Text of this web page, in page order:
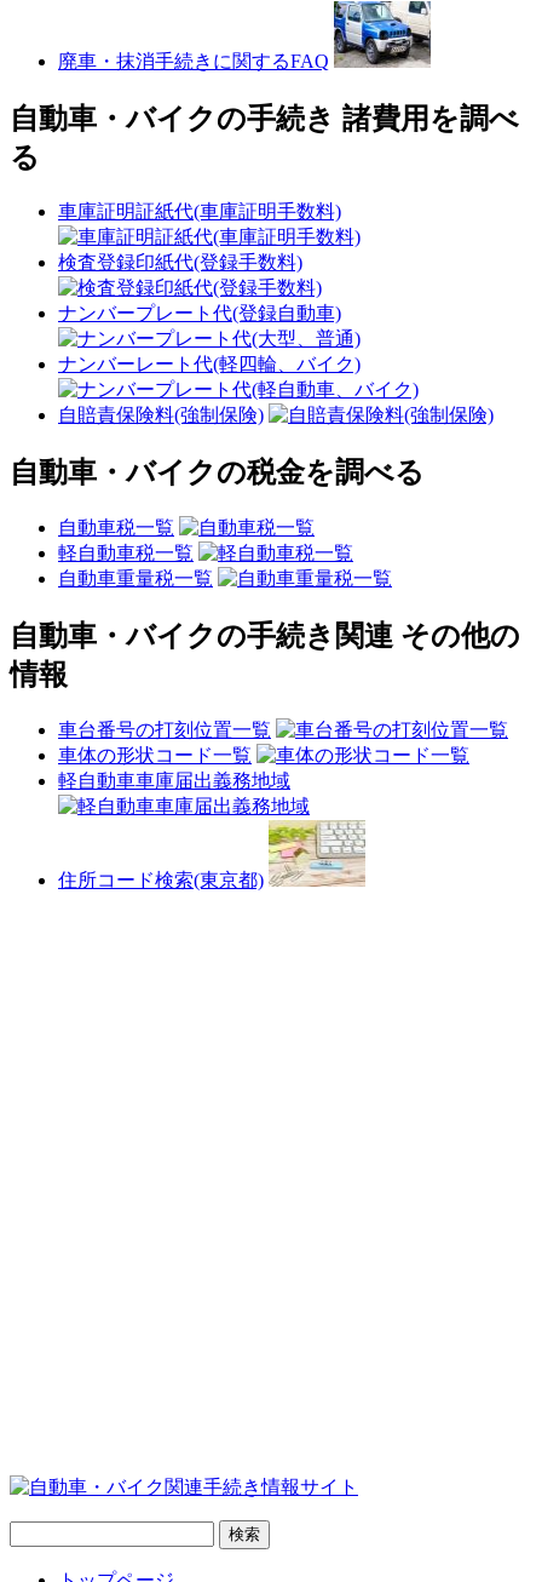
廃車・抹消手続きに関するFAQ
自動車・バイクの手続き 諸費用を調べ
る
車庫証明証紙代(車庫証明手数料)
検査登録印紙代(登録手数料)
ナンバープレート代(登録自動車)
ナンバーレート代(軽四輪、バイク)
自賠責保険料(強制保険)
自動車・バイクの税金を調べる
自動車税一覧
軽自動車税一覧
自動車重量税一覧
自動車・バイクの手続き関連 その他の
情報
車台番号の打刻位置一覧
車体の形状コード一覧
軽自動車車庫届出義務地域
住所コード検索(東京都)